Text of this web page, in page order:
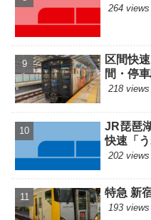
264 views
区間快
間・停
218 views
JR琵琶
快速「
202 views
特急 新
193 views